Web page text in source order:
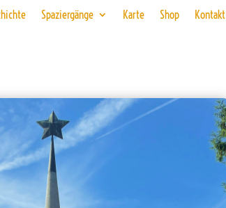
Spaziergänge Karte Shop Kontakt